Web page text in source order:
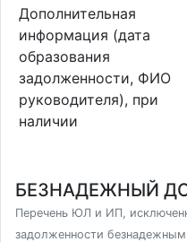
Дополнительная
информация (дата
образования
задолженности, ФИО
руководителя), при
наличии
БЕЗНАДЕЖНЫЙ
Перечень ЮЛ и ИП,
задолженности